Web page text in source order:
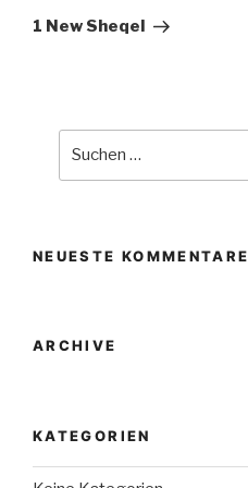
Beitrag
1 New Sheqel
NEUESTE KOMMENTARE
ARCHIVE
KATEGORIEN